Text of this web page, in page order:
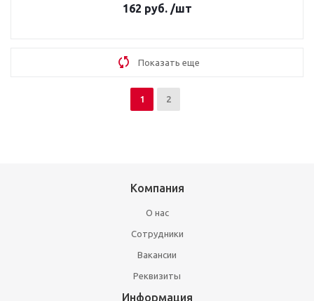
162 руб. /шт
Показать еще
1 2
Компания
О нас
Сотрудники
Вакансии
Реквизиты
Информация